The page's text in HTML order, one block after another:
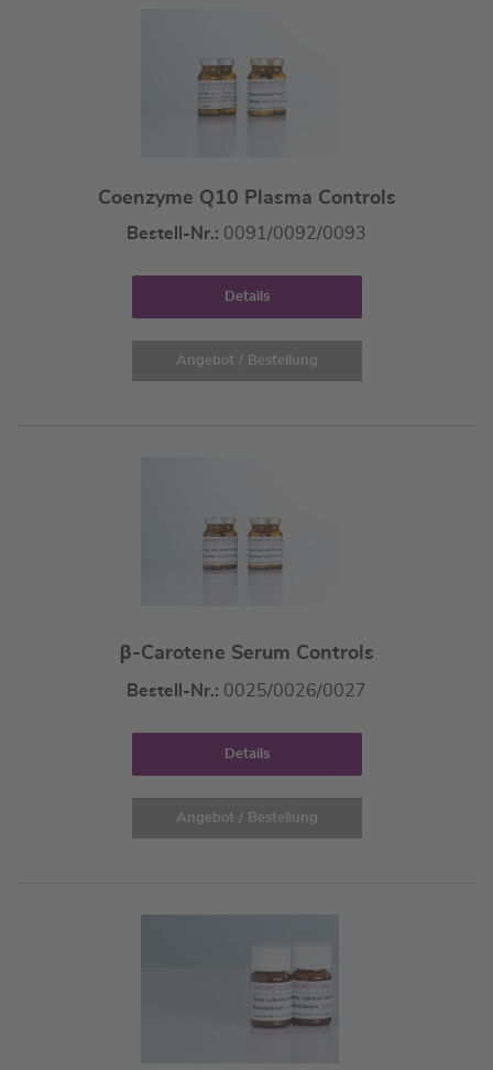
Coenzyme Q10 Plasma Controls
Bestell-Nr.: 0091/0092/0093
Details
Angebot / Bestellung
β-Carotene Serum Controls
Bestell-Nr.: 0025/0026/0027
Details
Angebot / Bestellung